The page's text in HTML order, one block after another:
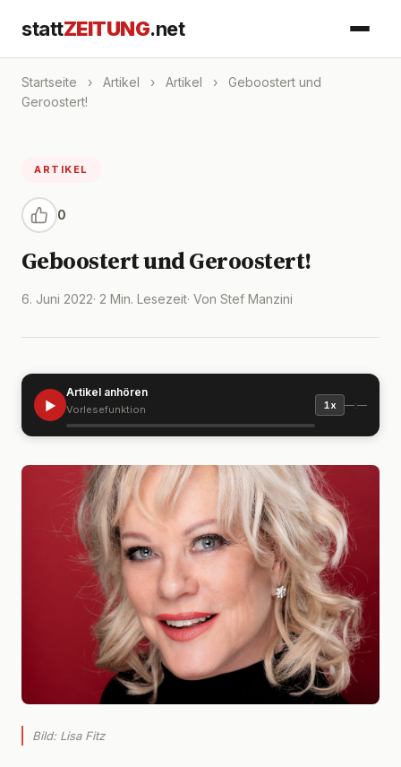
stattZEITUNG.net
Startseite › Artikel › Artikel ›
Geboostert und
Geroostert!
ARTIKEL
0
Geboostert und Geroostert!
6. Juni 2022· 2 Min. Lesezeit· Von Stef Manzini
▶
Artikel anhören
Vorlesefunktion 1x —:—
Bild: Lisa Fitz